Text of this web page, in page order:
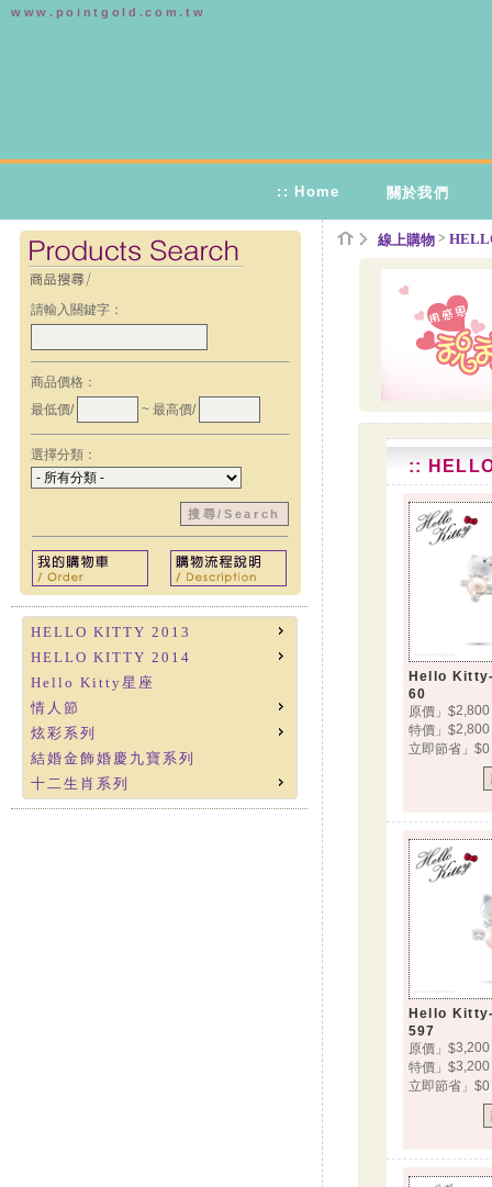
www.pointgold.com.tw
:: Home 關於我們
線上購物 >
::
Hello Kitty-
60
原價」$2,800
特價」$2,800
立即節省」$0
Hello Kitty-
597
原價」$3,200
特價」$3,200
立即節省」$0
請輸入關鍵字：
商品價格：
最低價/
~ 最高價/
選擇分類：
HELLO KITTY 2013
HELLO KITTY 2014
Hello Kitty星座
情人節
炫彩系列
結婚金飾婚慶九寶系列
十二生肖系列